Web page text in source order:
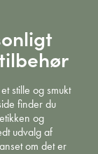
stille og smukt
finder du
og
udvalg af
om det er